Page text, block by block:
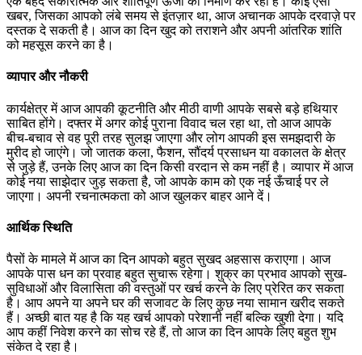
खबर, जिसका आपको लंबे समय से इंतज़ार था, आज अचानक आपके दरवाज़े पर
दस्तक दे सकती है। आज का दिन खुद को तराशने और अपनी आंतरिक शांति
को महसूस करने का है।
व्यापार और नौकरी
कार्यक्षेत्र में आज आपकी कूटनीति और मीठी वाणी आपके सबसे बड़े हथियार
साबित होंगे। दफ्तर में अगर कोई पुराना विवाद चल रहा था, तो आज आपके
बीच-बचाव से वह पूरी तरह सुलझ जाएगा और लोग आपकी इस समझदारी के
मुरीद हो जाएंगे। जो जातक कला, फैशन, सौंदर्य प्रसाधन या वकालत के क्षेत्र
से जुड़े हैं, उनके लिए आज का दिन किसी वरदान से कम नहीं है। व्यापार में आज
कोई नया साझेदार जुड़ सकता है, जो आपके काम को एक नई ऊँचाई पर ले
जाएगा। अपनी रचनात्मकता को आज खुलकर बाहर आने दें।
आर्थिक स्थिति
पैसों के मामले में आज का दिन आपको बहुत सुखद अहसास कराएगा। आज
आपके पास धन का प्रवाह बहुत सुचारू रहेगा। शुक्र का प्रभाव आपको सुख-
सुविधाओं और विलासिता की वस्तुओं पर खर्च करने के लिए प्रेरित कर सकता
है। आप अपने या अपने घर की सजावट के लिए कुछ नया सामान खरीद सकते
हैं। अच्छी बात यह है कि यह खर्च आपको परेशानी नहीं बल्कि खुशी देगा। यदि
आप कहीं निवेश करने का सोच रहे हैं, तो आज का दिन आपके लिए बहुत शुभ
संकेत दे रहा है।